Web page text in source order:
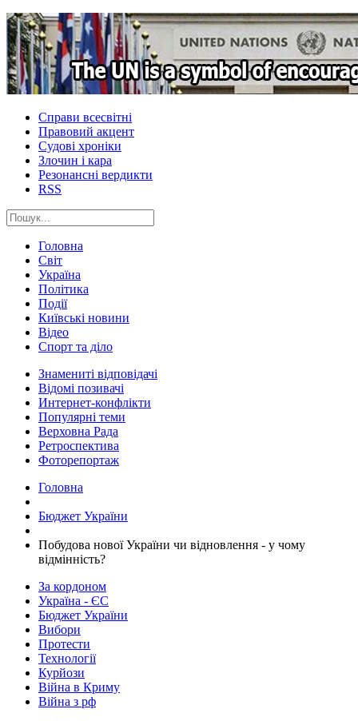
Справи всесвітні
Правовий акцент
Судові хроніки
Злочин і кара
Резонансні вердикти
RSS
Головна
Світ
Україна
Політика
Події
Київські новини
Відео
Спорт та діло
Знамениті відповідачі
Відомі позивачі
Интернет-конфлікти
Популярні теми
Верховна Рада
Ретроспектива
Фоторепортаж
Головна
Бюджет України
​Побудова нової України чи відновлення - у чому
відмінність?
За кордоном
Україна - ЄС
Бюджет України
Вибори
Протести
Технології
Курйози
Війна в Криму
Війна з рф